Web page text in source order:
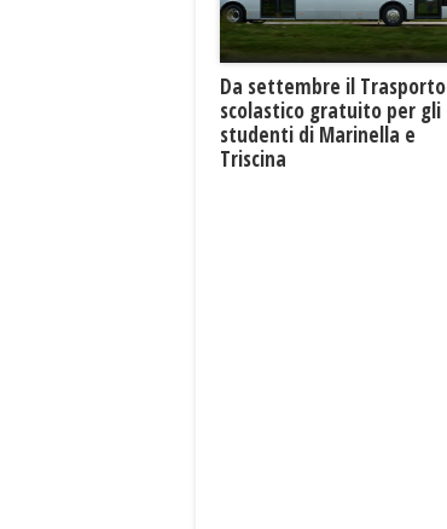
Da settembre il Trasporto
scolastico gratuito per gli
studenti di Marinella e
Triscina